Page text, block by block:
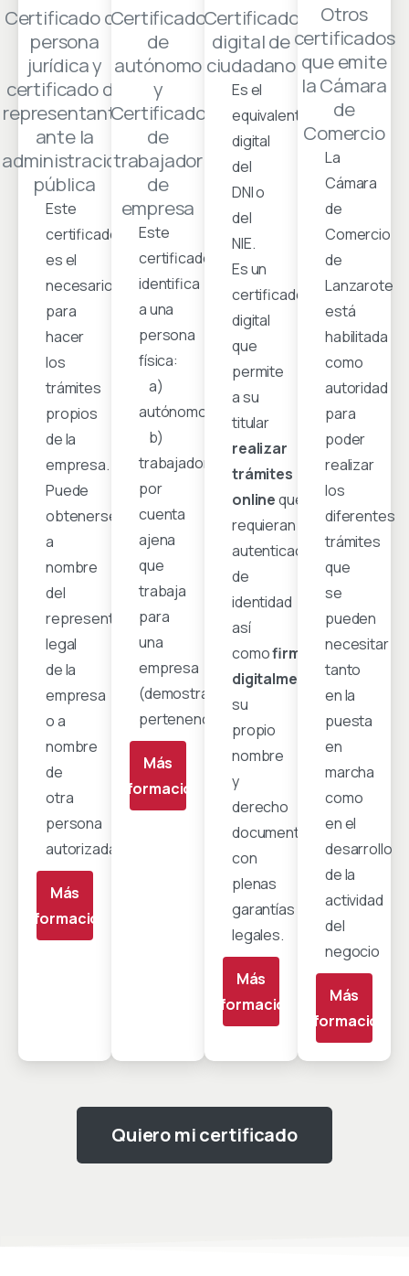
Certificado de
persona
jurídica y
certificado de
representante
ante la
administración
pública
Este
certificado
es el
necesario
para
hacer
los
trámites
propios
de la
empresa.
Puede
obtenerse
a
nombre
del
representante
legal
de la
empresa
o a
nombre
de
otra
persona
autorizada.
Más
información
Certificado
de
autónomo
y
Certificado
de
trabajador
de
empresa
Este
certificado
identifica
a una
persona
física:
a)
autónomo
b)
trabajador
por
cuenta
ajena
que
trabaja
para
una
empresa
(demostrar
pertenencia)
Más
información
Certificado
digital de
ciudadano
Es el
equivalente
digital
del
DNI o
del
NIE.
Es un
certificado
digital
que
permite
a su
titular
realizar
trámites
onlineque
requieran
autenticación
de
identidad
así
comofirmar
digitalmente
en
su
propio
nombre
y
derecho
documentos
con
plenas
garantías
legales.
Más
información
Otros
certificados
que emite
la Cámara
de
Comercio
La
Cámara
de
Comercio
de
Lanzarote
está
habilitada
como
autoridad
para
poder
realizar
los
diferentes
trámites
que
se
pueden
necesitar
tanto
en la
puesta
en
marcha
como
en el
desarrollo
de la
actividad
del
negocio
Más
información
Quiero mi certificado